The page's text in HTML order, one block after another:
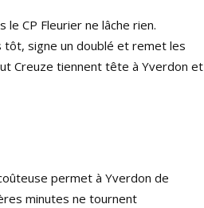
CP Fleurier ne lâche rien.
tôt, signe un doublé et remet les
Creuze tiennent tête à Yverdon et
permet à Yverdon de
minutes ne tournent